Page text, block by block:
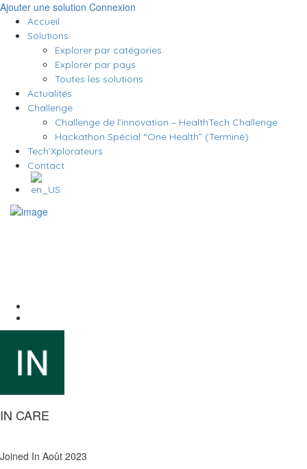
Ajouter une solution Connexion
Accueil
Solutions
Explorer par catégories
Explorer par pays
Toutes les solutions
Actualités
Challenge
Challenge de l’innovation – HealthTech Challenge
Hackathon Spécial “One Health” (Terminé)
Tech’Xplorateurs
Contact
IN CARE
Joined In Août 2023